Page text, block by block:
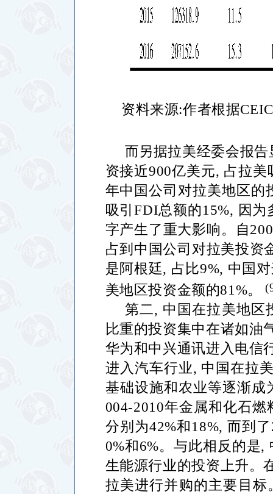
资料来源:作者根据CEIC
而另据拉美经委会报告
资接近900亿美元, 占拉美
年中国公司对拉美地区的
吸引FDI总额的15%, 因为
字产生了重大影响。自
占到中国公司对拉美投资
是阿根廷, 占比9%, 中国
美地区投资金额的81%。
第二, 中国在拉美地区
比重的投资集中在诸如油
华为和中兴通讯进入电信
进入汽车行业, 中国在拉
基础设施和农业等逐渐
004-2010年金属和化石燃
分别为42%和18%,而到了
0%和6%。与此相反的是,
生能源行业的投资上升。
拉美进行并购的主要目